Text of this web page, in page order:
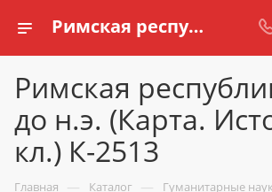
Римская республика в I в. до н.э. (Карта. История 5 кл.) К-2513 купить по доступной цене в интернет магазине schools.ru
Римская
до н.э. (Карта.
кл.) К-2513
Главная — Каталог — Гуманитарные